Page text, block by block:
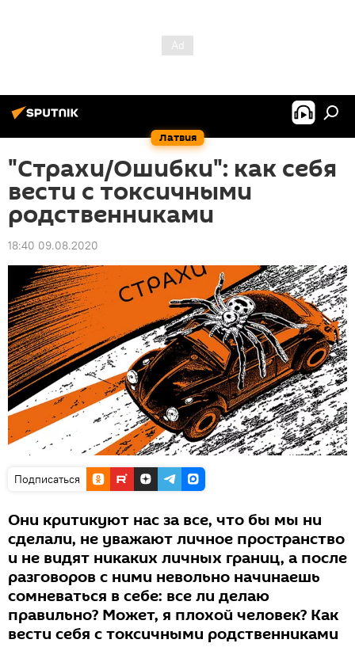
Латвия
"Страхи/Ошибки": как себя
вести с токсичными
родственниками
18:40 09.08.2020
Подписаться
Они критикуют нас за все, что бы мы ни
сделали, не уважают личное пространство
и не видят никаких личных границ, а после
разговоров с ними невольно начинаешь
сомневаться в себе: все ли делаю
правильно? Может, я плохой человек? Как
вести себя с токсичными родственниками